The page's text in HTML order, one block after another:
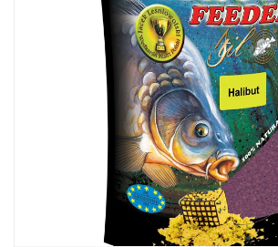
dovlhčujeme. Po vsáknutí a vzniku
konzistence plníme do krmítek.